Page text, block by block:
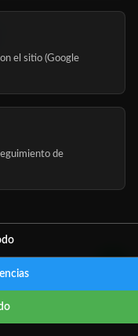
de privacidad
Aviso
el sitio (Google
de